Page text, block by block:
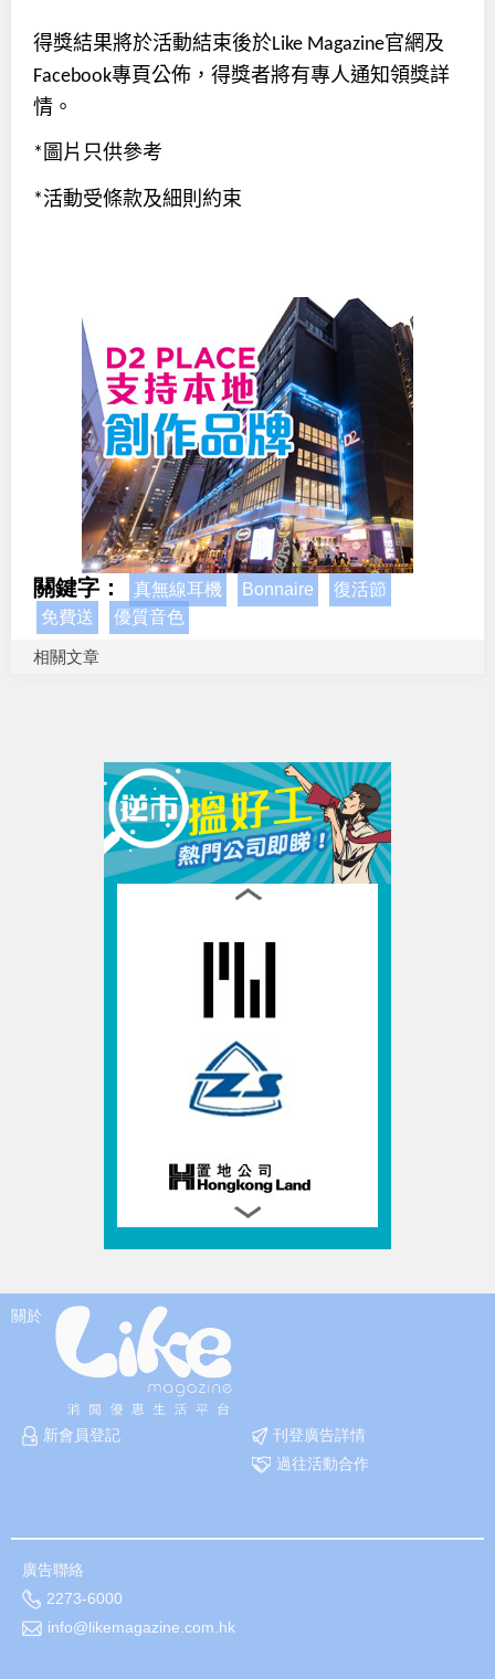
得獎結果將於活動結束後於Like Magazine官網及
Facebook專頁公佈，得獎者將有專人通知領獎詳
情。
*圖片只供參考
*活動受條款及細則約束
關鍵字： 真無線耳機 Bonnaire
復活節
免費送
優質音色
相關文章
關於
新會員登記
刊登廣告詳情
過往活動合作
廣告聯絡
2273-6000
info@likemagazine.com.hk